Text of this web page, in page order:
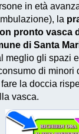
in età
la
pronto vasca
di Santa
meglio gli spazi
di minori
fare la doccia
vasca.